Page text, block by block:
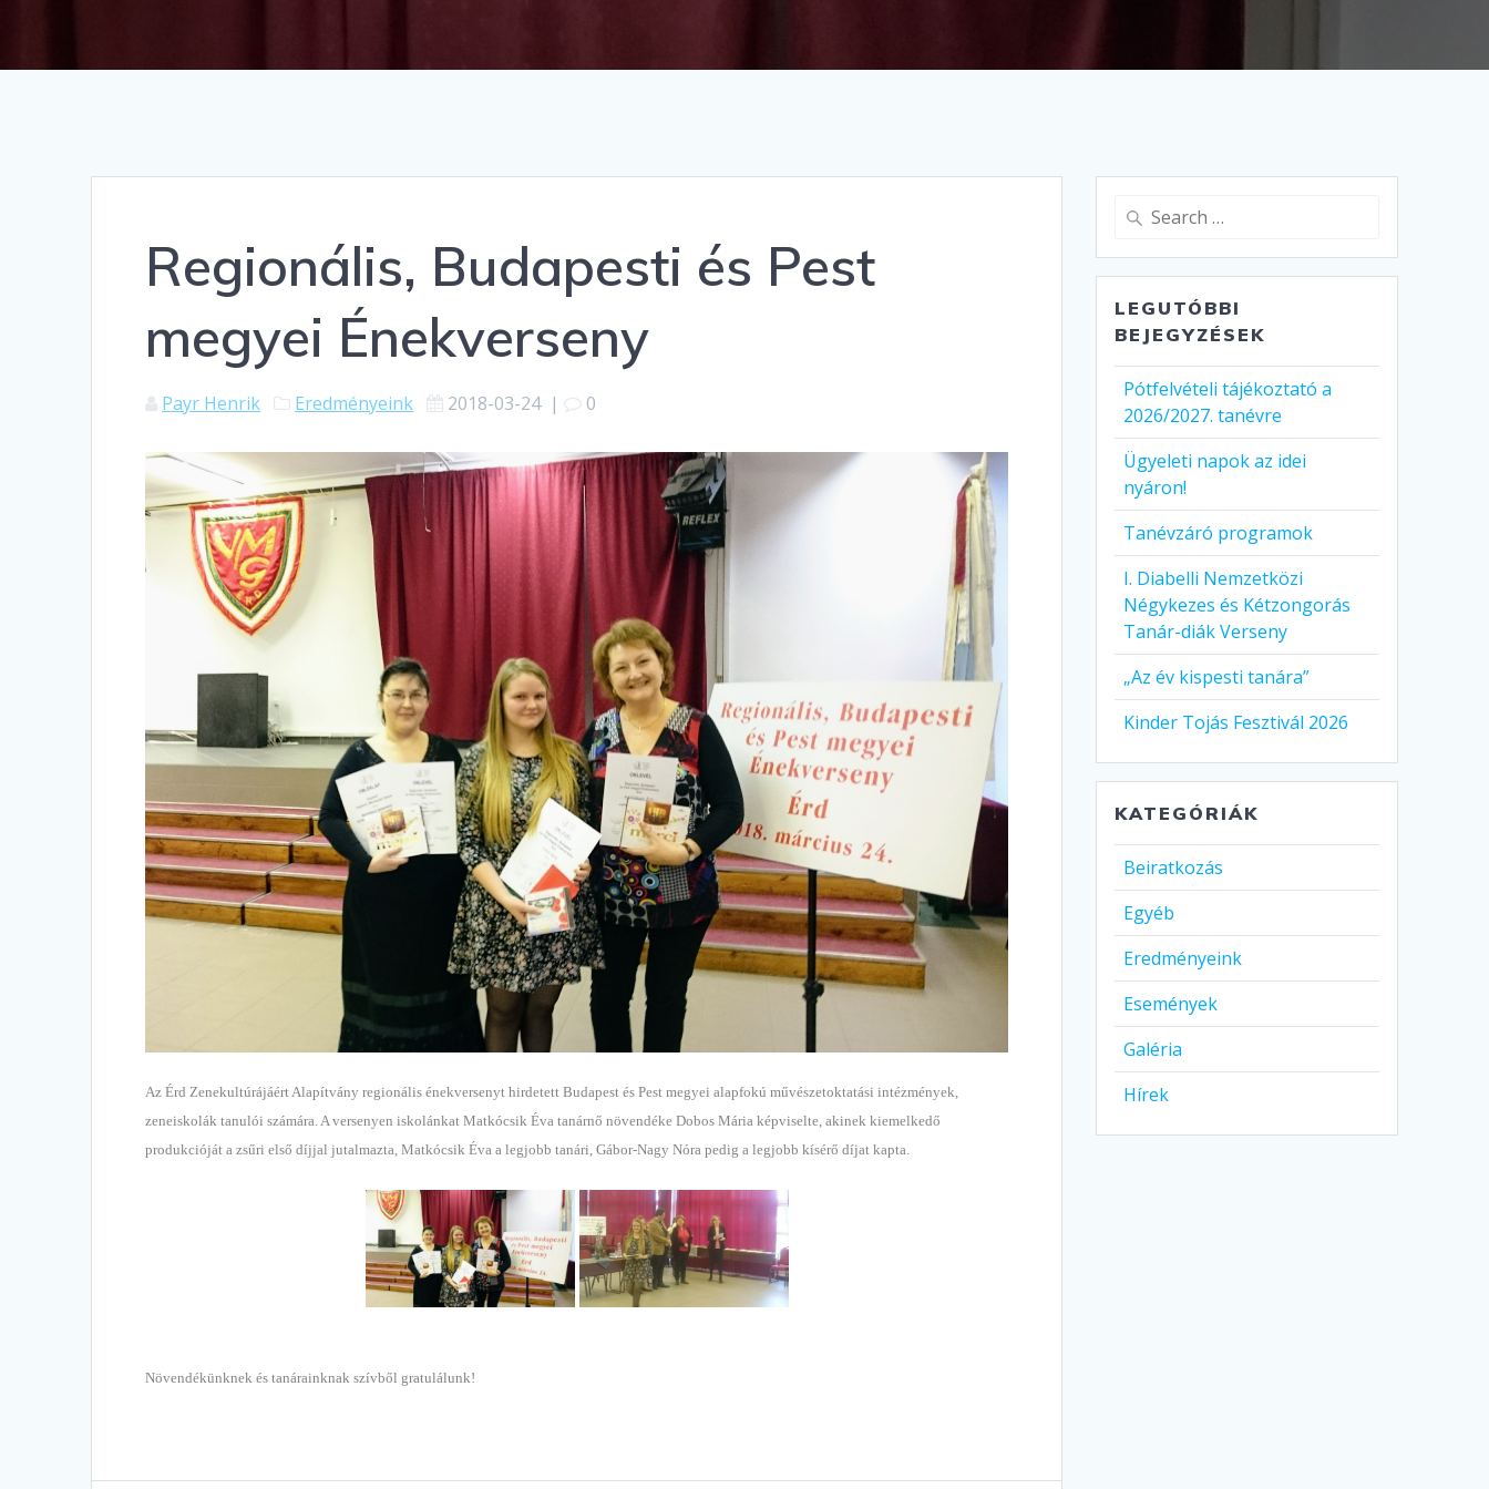
Regionális, Budapesti és Pest
megyei Énekverseny
Payr Henrik Eredményeink 2018-03-24| 0
Az Érd Zenekultúrájáért Alapítvány regionális énekversenyt hirdetett Budapest és Pest megyei alapfokú művészetoktatási intézmények,
zeneiskolák tanulói számára. A versenyen iskolánkat Matkócsik Éva tanárnő növendéke Dobos Mária képviselte, akinek kiemelkedő
produkcióját a zsűri első díjjal jutalmazta, Matkócsik Éva a legjobb tanári, Gábor-Nagy Nóra pedig a legjobb kísérő díjat kapta.
Növendékünknek és tanárainknak szívből gratulálunk!
Search
LEGUTÓBBI
BEJEGYZÉSEK
Pótfelvételi tájékoztató a
2026/2027. tanévre
Ügyeleti napok az idei
nyáron!
Tanévzáró programok
I. Diabelli Nemzetközi
Négykezes és Kétzongorás
Tanár-diák Verseny
„Az év kispesti tanára”
Kinder Tojás Fesztivál 2026
KATEGÓRIÁK
Beiratkozás
Egyéb
Eredményeink
Események
Galéria
Hírek